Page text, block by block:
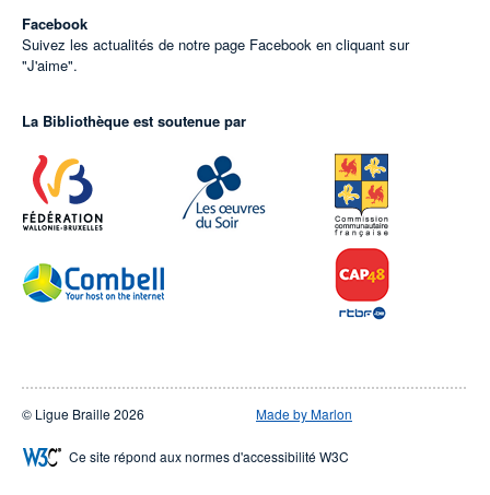
Facebook
Suivez les actualités de notre page Facebook en cliquant sur
"J'aime".
La Bibliothèque est soutenue par
© Ligue Braille 2026 Made by Marlon
Ce site répond aux normes d'accessibilité W3C